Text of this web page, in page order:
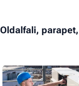
Oldalfali,